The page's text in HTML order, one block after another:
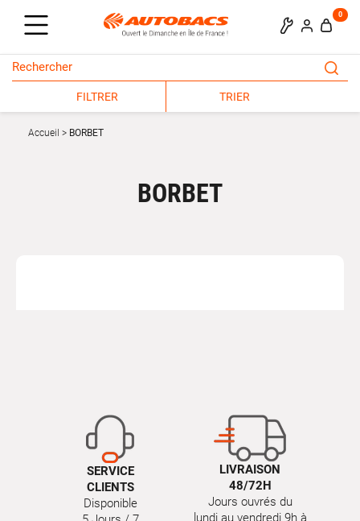
0
FILTRER TRIER
Accueil BORBET
BORBET
SERVICE
CLIENTS
Disponible
LIVRAISON
48/72H
Jours ouvrés du
lundi au vendredi 9h à